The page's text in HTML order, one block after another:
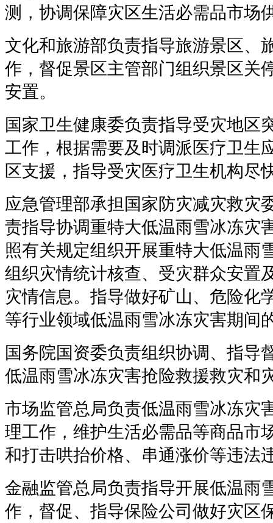
测，协调保障灾区生活必需品市场
文化和旅游部负责指导旅游景区、
作，督促景区主管部门组织景区关
安置。
国家卫生健康委负责指导受灾地区
工作，根据需要及时调派医疗卫生
区支援，指导受灾医疗卫生机构尽
应急管理部承担国家防灾减灾救灾
责指导协调重特大低温雨雪冰冻灾
照有关规定组织开展重特大低温雨
组织灾情统计核查、受灾群众安置
灾情信息。指导做好矿山、危险化
等行业领域低温雨雪冰冻灾害期间
国务院国资委负责组织协调、指导
低温雨雪冰冻灾害抢险救援救灾和
市场监管总局负责低温雨雪冰冻灾
理工作，维护生活必需品等商品市
和打击哄抬价格、串通涨价等违法
金融监管总局负责指导开展低温雨
作，督促、指导保险公司做好灾区